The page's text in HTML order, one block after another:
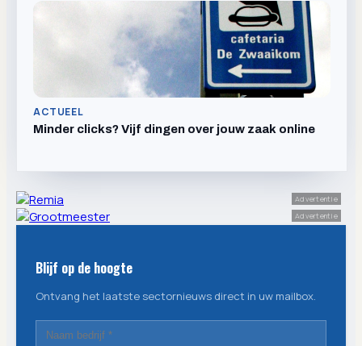
ACTUEEL
Minder clicks? Vijf dingen over jouw zaak online
Advertentie
Advertentie
Blijf op de hoogte
Ontvang het laatste sectornieuws direct in uw mailbox.